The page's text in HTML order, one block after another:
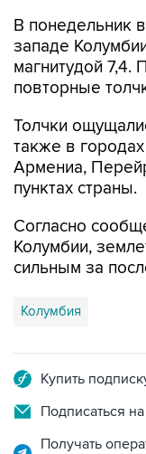
В понедельник
западе
магнитудой
повторные
Толчки
также в
Армениа,
пунктах страны.
Согласно
Колумбии,
сильным за
Колумбия
Купить
Подписаться
Получать